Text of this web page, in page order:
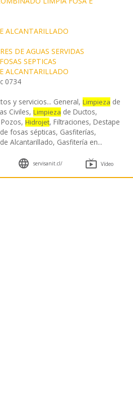
ALCANTARILLADO
DE AGUAS SERVIDAS
SEPTICAS
ALCANTARILLADO
0734
y servicios... General, Limpieza de
Civiles, Limpieza de Ductos,
Hidrojet, Filtraciones, Destape
de fosas sépticas, Gasfiterías,
Alcantarillado, Gasfitería en...
 servisanit.cl/  Vídeo